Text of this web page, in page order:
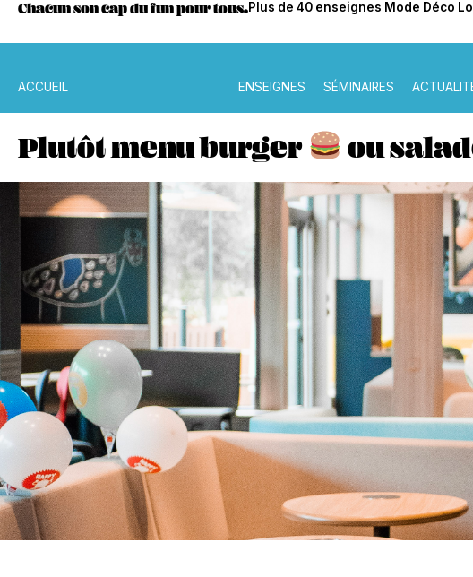
Chacun son cap du fun pour tous.Plus de 40 enseignes Mode Déco
ACCUEIL ENSEIGNES SÉMINAIRES
Plutôt menu burger ou